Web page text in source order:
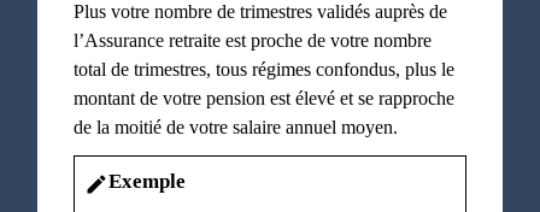
Plus votre nombre de trimestres validés auprès de
l’Assurance retraite est proche de votre nombre
total de trimestres, tous régimes confondus, plus le
montant de votre pension est élevé et se rapproche
de la moitié de votre salaire annuel moyen.
editExemple